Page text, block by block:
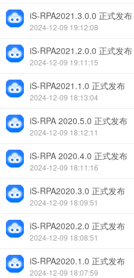
iS-RPA2021.3.0.0 正式发布
2024-12-09 19:12:08
iS-RPA2021.2.0.0 正式发布
2024-12-09 19:11:15
iS-RPA2021.1.0 正式发布
2024-12-09 18:13:04
iS-RPA 2020.5.0 正式发布
2024-12-09 18:12:11
iS-RPA 2020.4.0 正式发布
2024-12-09 18:11:16
iS-RPA2020.3.0 正式发布
2024-12-09 18:09:51
iS-RPA2020.2.0 正式发布
2024-12-09 18:08:51
iS-RPA2020.1.0 正式发布
2024-12-09 18:07:59